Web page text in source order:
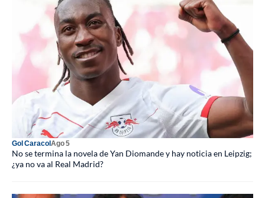
Gol CaracolAgo 5
No se termina la novela de Yan Diomande y hay noticia en Leipzig;
¿ya no va al Real Madrid?